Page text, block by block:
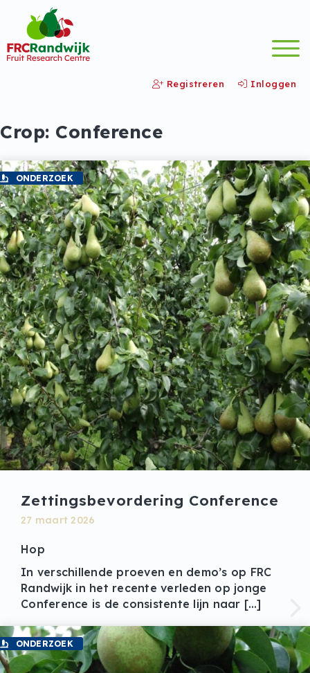
Registreren Inloggen
Crop: Conference
Zettingsbevordering Conference
27 maart 2026
Hop
In verschillende proeven en demo’s op FRC
Randwijk in het recente verleden op jonge
Conference is de consistente lijn naar […]
ONDERZOEK
ONDERZOEK